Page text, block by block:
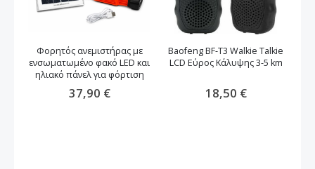
Φορητός ανεμιστήρας με
ενσωματωμένο φακό LED και
ηλιακό πάνελ για φόρτιση
37,90 €
Baofeng BF-T3 Walkie Talkie
LCD Εύρος Κάλυψης 3-5 km
18,50 €